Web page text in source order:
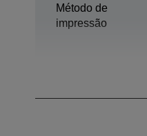
Método de
impressão